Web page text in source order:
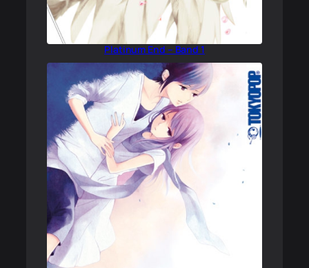
Platinum End – Band 1